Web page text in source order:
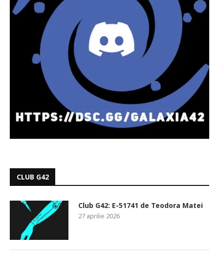
CLUB G42
Club G42: E-51741 de Teodora Matei
27 aprilie 2026